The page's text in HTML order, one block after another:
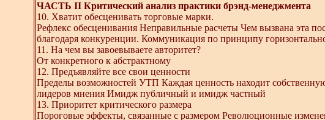
ЧАСТЬ II Критический анализ практики брэнд-менеджмента
10. Хватит обесценивать торговые марки.
Рефлекс обесценивания Неправильные расчеты Чем вызвана эта
благодаря конкуренции. Коммуникация по принципу
11. На чем вы завоевываете авторитет?
От конкретного к абстрактному
12. Предъявляйте все свои ценности
Пределы возможностей УТП Каждая ценность находит
лидеров мнения Имидж публичный и имидж частный
13. Приоритет критического размера
Пороговые эффекты, связанные с размером Революционные